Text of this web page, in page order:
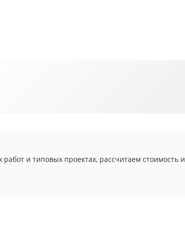
и типовых проектах, рассчитаем стоимость и